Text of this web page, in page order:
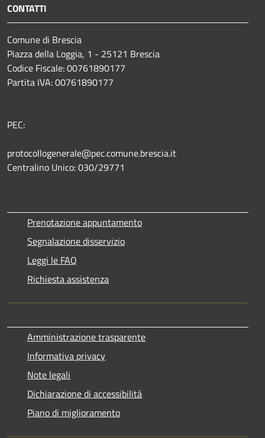
CONTATTI
Comune di Brescia
Piazza della Loggia, 1 - 25121 Brescia
Codice Fiscale: 00761890177
Partita IVA: 00761890177
PEC:
protocollogenerale@pec.comune.brescia.it
Centralino Unico: 030/29771
Prenotazione appuntamento
Segnalazione disservizio
Leggi le FAQ
Richiesta assistenza
Amministrazione trasparente
Informativa privacy
Note legali
Dichiarazione di accessibilità
Piano di miglioramento